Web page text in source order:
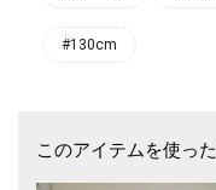
#130cm
このアイテムを使っ